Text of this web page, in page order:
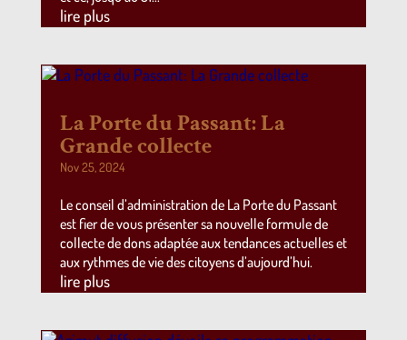
lire plus
La Porte du Passant: La
Grande collecte
Nov 25, 2024
Le conseil d’administration de La Porte du Passant
est fier de vous présenter sa nouvelle formule de
collecte de dons adaptée aux tendances actuelles et
aux rythmes de vie des citoyens d’aujourd’hui.
lire plus